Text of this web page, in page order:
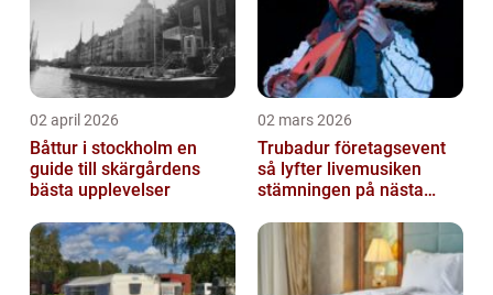
02 april 2026
Båttur i stockholm en
guide till skärgårdens
bästa upplevelser
02 mars 2026
Trubadur företagsevent
så lyfter livemusiken
stämningen på nästa